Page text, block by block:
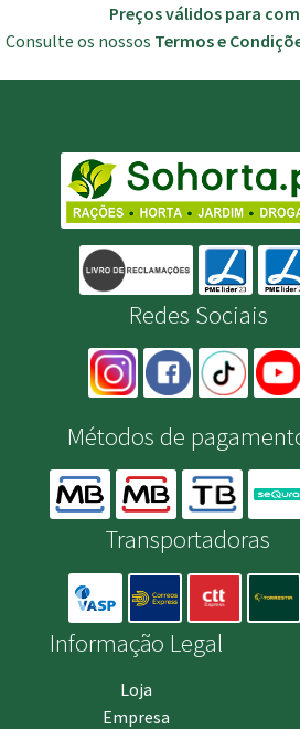
Preços válidos para
Consulte os nossos Termos e
Redes Sociais
Métodos de
Transportadoras
Informação Legal
Loja
Empresa